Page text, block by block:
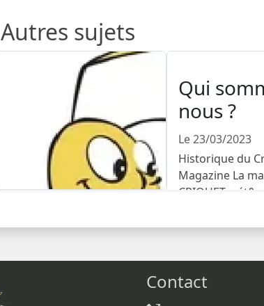
Autres sujets
Qui
nous ?
Le 23/03/2023
Historique du
Magazine La
CRIQUET a
Contact